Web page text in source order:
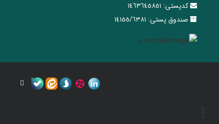
کدپستی: ١٤٦٣٦٤٥٨٥١
صندوق پستی: ١٤١٥٥/٦٣٨١